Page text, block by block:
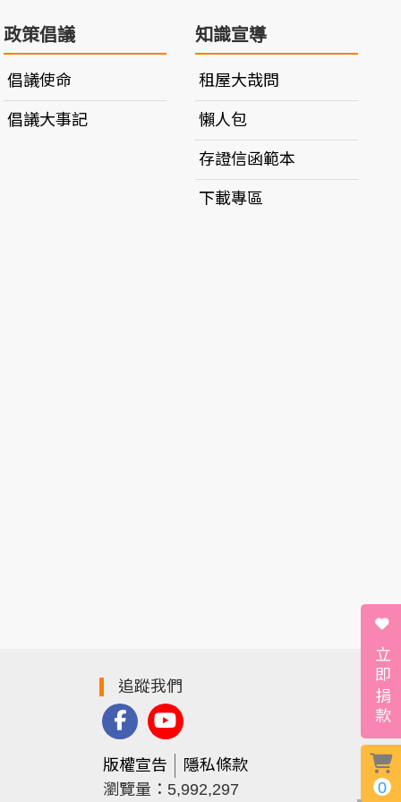
政策倡議
倡議使命
倡議大事記
知識宣導
租屋大哉問
懶人包
存證信函範本
下載專區
追蹤我們
版權宣告
隱私條款
瀏覽量：5,992,297
立即捐款
0